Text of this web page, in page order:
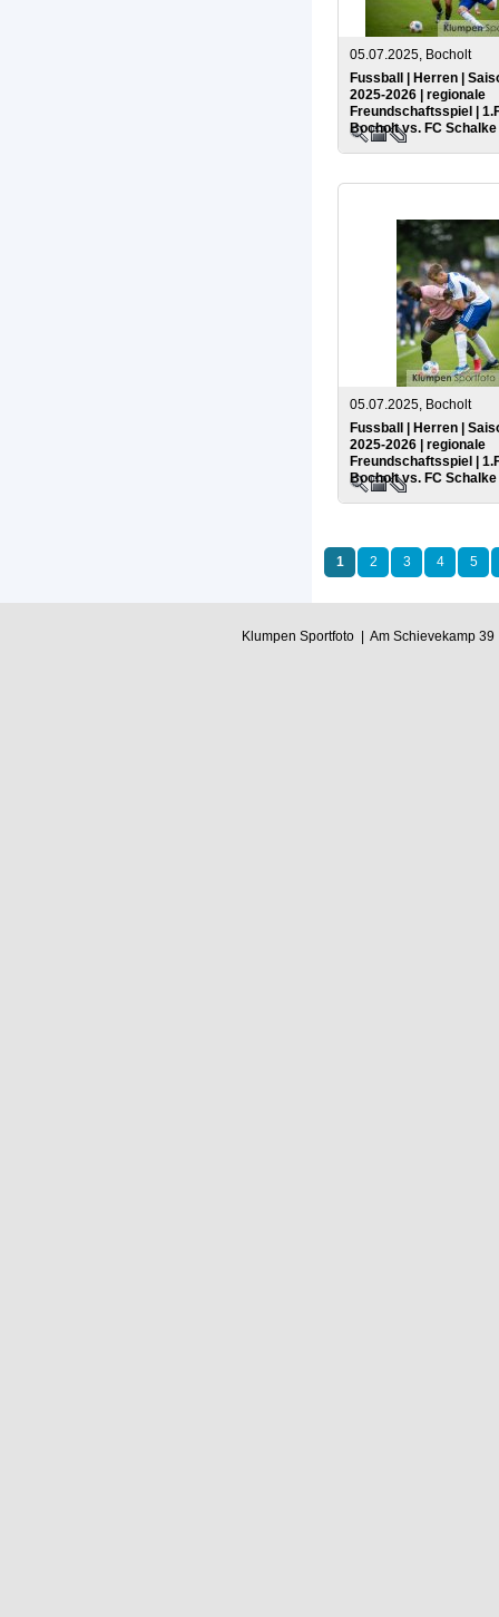
05.07.2025, Bocholt
Fussball | Herren |
2025-2026 | regionale
Freundschaftsspiel |
Bocholt vs. FC Schalke
05.07.2025, Bocholt
Fussball | Herren |
2025-2026 | regionale
Freundschaftsspiel |
Bocholt vs. FC Schalke
1 2 3 4 5
Klumpen Sportfoto | Am Schievekamp